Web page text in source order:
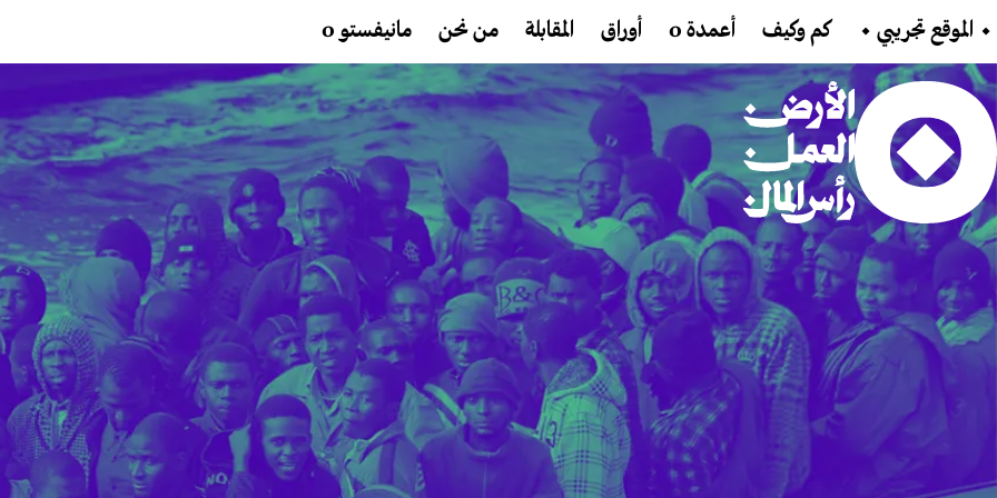
تجاوز إلى المحتوى الرئيسي
Main navigation
⬩ الموقع تجريبي ⬩ كم وكيف أعمدة 0 أوراق المقابلة من نحن مانيفستو 0
Main Content